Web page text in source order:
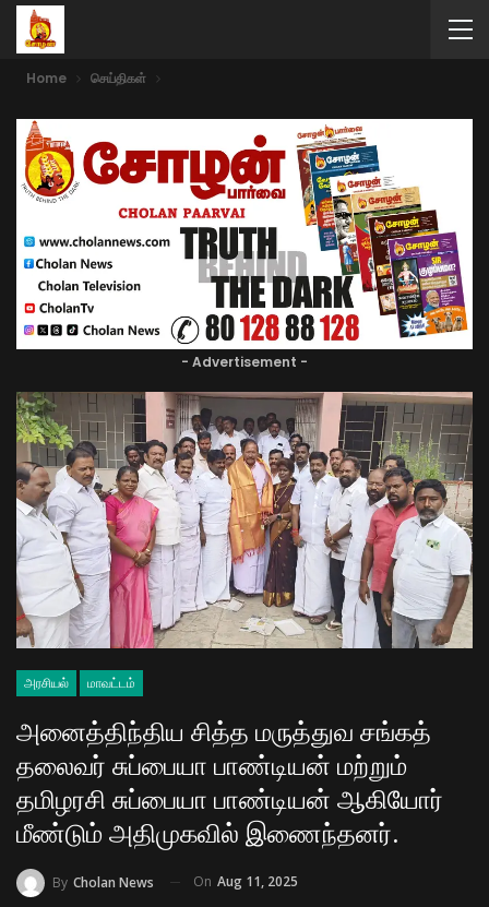
Home செய்திகள்
- Advertisement -
அரசியல் மாவட்டம்
அனைத்திந்திய சித்த மருத்துவ சங்கத்
தலைவர் சுப்பையா பாண்டியன் மற்றும்
தமிழரசி சுப்பையா பாண்டியன் ஆகியோர்
மீண்டும் அதிமுகவில் இணைந்தனர்.
By Cholan News On Aug 11, 2025